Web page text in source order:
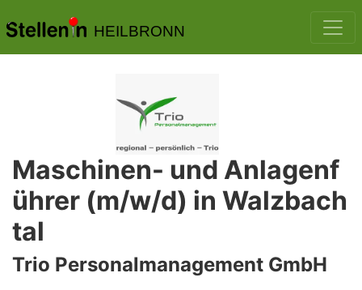
HEILBRONN
Maschinen- und Anlagenf
ührer (m/w/d) in Walzbach
tal
Trio Personalmanagement GmbH